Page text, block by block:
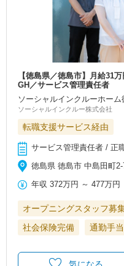
【徳島県／徳島市】月給31
GH／サービス管理責任者
ソーシャルインクルーホー
ソーシャルインクルー株式会社
転職支援サービス経由
サービス管理責任者 / 正
徳島県 徳島市 中島田町2-
年収 372万円 ～477万円
オープニングスタッフ募
社会保険完備
通勤手当
気になる